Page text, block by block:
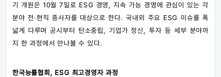
기 개원은 10월 7일로 ESG 경영, 지속 가능 경영에 관심이 있는 각
분야 전·현직 종사자를 대상으로 한다. 국내외 주요 ESG 이슈를 폭
넓게 다루며 공시부터 탄소중립, 기업가 정신, 투자 등 세부 분야까
지 한 과정에서 만나볼 수 있다.
한국능률협회, ESG 최고경영자 과정